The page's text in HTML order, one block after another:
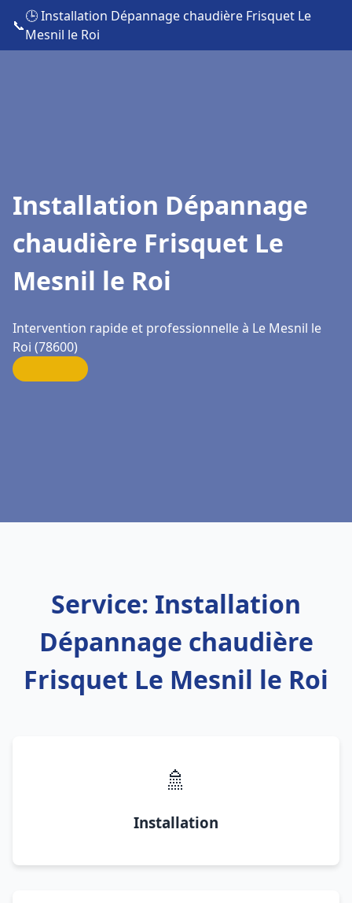
📞
🕒 Installation Dépannage chaudière Frisquet Le
Mesnil le Roi
Installation Dépannage
chaudière Frisquet Le
Mesnil le Roi
Intervention rapide et professionnelle à Le Mesnil le
Roi (78600)
Service: Installation
Dépannage chaudière
Frisquet Le Mesnil le Roi
🚿
Installation